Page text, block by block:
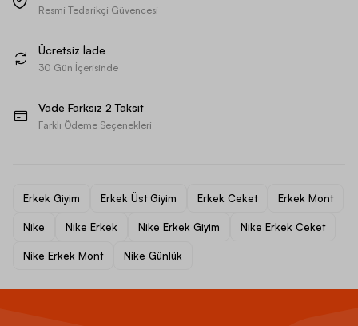
Resmi Tedarikçi Güvencesi
Ücretsiz İade
30 Gün İçerisinde
Vade Farksız 2 Taksit
Farklı Ödeme Seçenekleri
Erkek Giyim Erkek Üst Giyim Erkek Ceket Erkek Mont
Nike Nike Erkek Nike Erkek Giyim Nike Erkek Ceket
Nike Erkek Mont Nike Günlük